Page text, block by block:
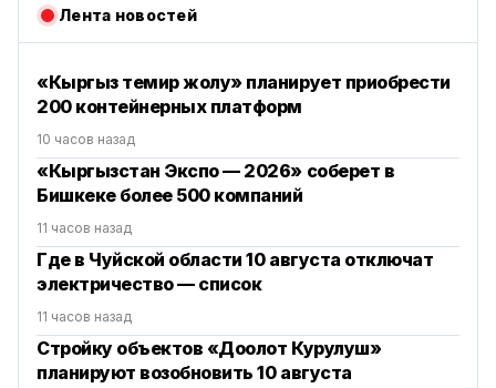
Лента новостей
«Кыргыз темир жолу» планирует приобрести
200 контейнерных платформ
10 часов назад
«Кыргызстан Экспо — 2026» соберет в
Бишкеке более 500 компаний
11 часов назад
Где в Чуйской области 10 августа отключат
электричество — список
11 часов назад
Стройку объектов «Доолот Курулуш»
планируют возобновить 10 августа